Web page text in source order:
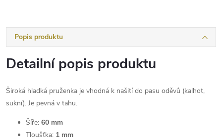
Popis produktu
Detailní popis produktu
Široká hladká pruženka je vhodná k našití do pasu oděvů (kalhot,
sukní). Je pevná v tahu.
Šíře: 60 mm
Tloušťka: 1 mm